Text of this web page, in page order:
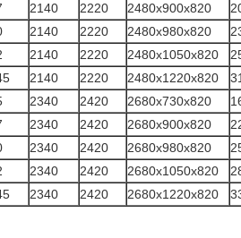
2140 2220 2480x900x820
2140 2220 2480x980x820
2140 2220 2480x1050x820
2140 2220 2480x1220x820
2340 2420 2680x730x820
2340 2420 2680x900x820
2340 2420 2680x980x820
2340 2420 2680x1050x820
2340 2420 2680x1220x820